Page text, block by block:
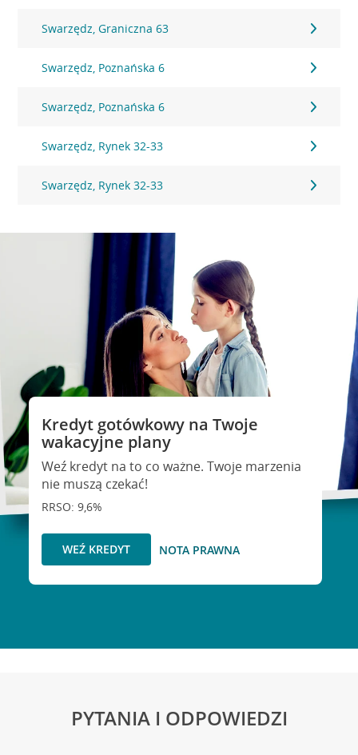
Swarzędz, Graniczna 63
Swarzędz, Poznańska 6
Swarzędz, Poznańska 6
Swarzędz, Rynek 32-33
Swarzędz, Rynek 32-33
Kredyt gotówkowy na Twoje
wakacyjne plany
Weź kredyt na to co ważne. Twoje marzenia
nie muszą czekać!
RRSO: 9,6%
WEŹ KREDYT NOTA PRAWNA
PYTANIA I ODPOWIEDZI